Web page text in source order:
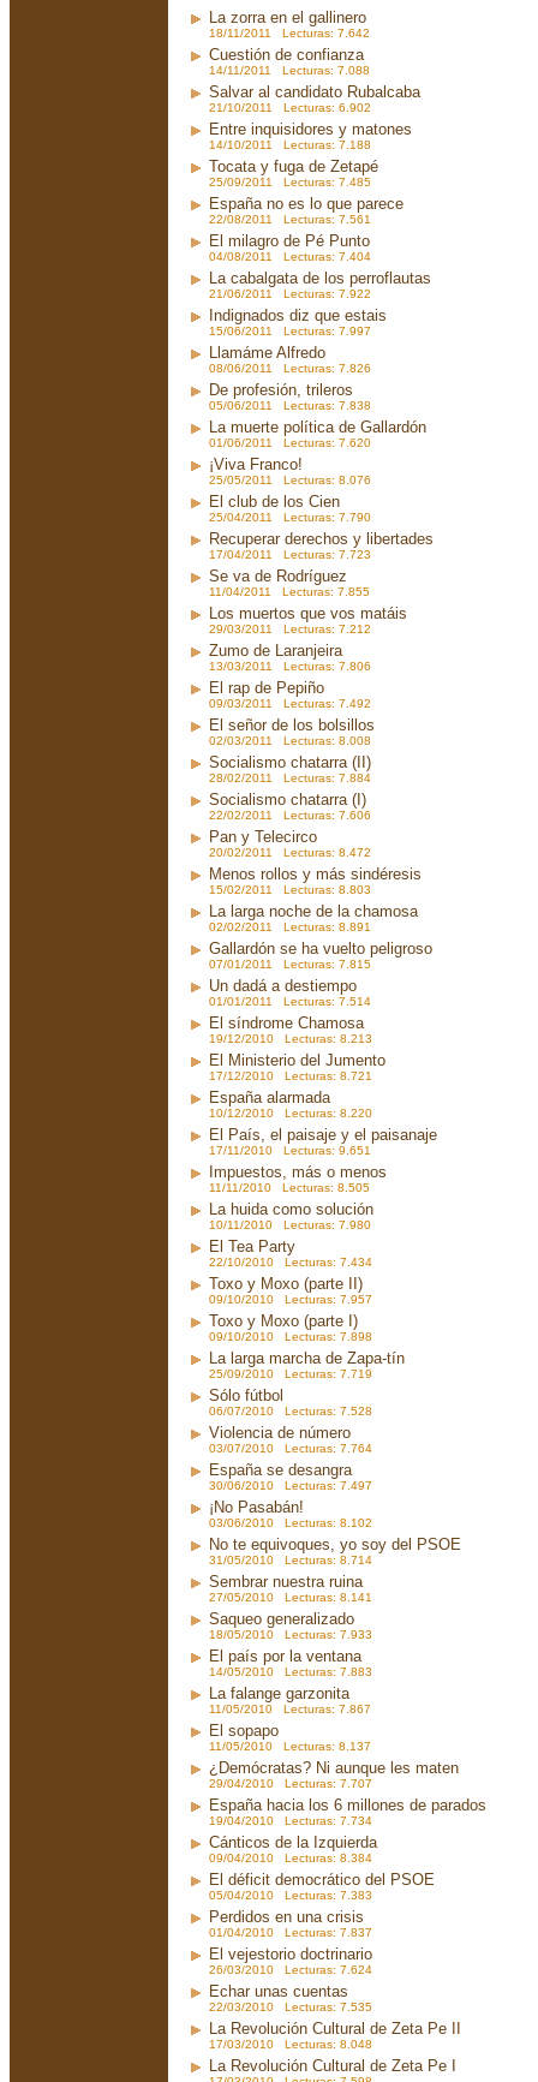
La zorra en el gallinero
18/11/2011 Lecturas: 7.642
Cuestión de confianza
14/11/2011 Lecturas: 7.088
Salvar al candidato Rubalcaba
21/10/2011 Lecturas: 6.902
Entre inquisidores y matones
14/10/2011 Lecturas: 7.188
Tocata y fuga de Zetapé
25/09/2011 Lecturas: 7.485
España no es lo que parece
22/08/2011 Lecturas: 7.561
El milagro de Pé Punto
04/08/2011 Lecturas: 7.404
La cabalgata de los perroflautas
21/06/2011 Lecturas: 7.922
Indignados diz que estais
15/06/2011 Lecturas: 7.997
Llamáme Alfredo
08/06/2011 Lecturas: 7.826
De profesión, trileros
05/06/2011 Lecturas: 7.838
La muerte política de Gallardón
01/06/2011 Lecturas: 7.620
¡Viva Franco!
25/05/2011 Lecturas: 8.076
El club de los Cien
25/04/2011 Lecturas: 7.790
Recuperar derechos y libertades
17/04/2011 Lecturas: 7.723
Se va de Rodríguez
11/04/2011 Lecturas: 7.855
Los muertos que vos matáis
29/03/2011 Lecturas: 7.212
Zumo de Laranjeira
13/03/2011 Lecturas: 7.806
El rap de Pepiño
09/03/2011 Lecturas: 7.492
El señor de los bolsillos
02/03/2011 Lecturas: 8.008
Socialismo chatarra (II)
28/02/2011 Lecturas: 7.884
Socialismo chatarra (I)
22/02/2011 Lecturas: 7.606
Pan y Telecirco
20/02/2011 Lecturas: 8.472
Menos rollos y más sindéresis
15/02/2011 Lecturas: 8.803
La larga noche de la chamosa
02/02/2011 Lecturas: 8.891
Gallardón se ha vuelto peligroso
07/01/2011 Lecturas: 7.815
Un dadá a destiempo
01/01/2011 Lecturas: 7.514
El síndrome Chamosa
19/12/2010 Lecturas: 8.213
El Ministerio del Jumento
17/12/2010 Lecturas: 8.721
España alarmada
10/12/2010 Lecturas: 8.220
El País, el paisaje y el paisanaje
17/11/2010 Lecturas: 9.651
Impuestos, más o menos
11/11/2010 Lecturas: 8.505
La huida como solución
10/11/2010 Lecturas: 7.980
El Tea Party
22/10/2010 Lecturas: 7.434
Toxo y Moxo (parte II)
09/10/2010 Lecturas: 7.957
Toxo y Moxo (parte I)
09/10/2010 Lecturas: 7.898
La larga marcha de Zapa-tín
25/09/2010 Lecturas: 7.719
Sólo fútbol
06/07/2010 Lecturas: 7.528
Violencia de número
03/07/2010 Lecturas: 7.764
España se desangra
30/06/2010 Lecturas: 7.497
¡No Pasabán!
03/06/2010 Lecturas: 8.102
No te equivoques, yo soy del PSOE
31/05/2010 Lecturas: 8.714
Sembrar nuestra ruina
27/05/2010 Lecturas: 8.141
Saqueo generalizado
18/05/2010 Lecturas: 7.933
El país por la ventana
14/05/2010 Lecturas: 7.883
La falange garzonita
11/05/2010 Lecturas: 7.867
El sopapo
11/05/2010 Lecturas: 8.137
¿Demócratas? Ni aunque les maten
29/04/2010 Lecturas: 7.707
España hacia los 6 millones de parados
19/04/2010 Lecturas: 7.734
Cánticos de la Izquierda
09/04/2010 Lecturas: 8.384
El déficit democrático del PSOE
05/04/2010 Lecturas: 7.383
Perdidos en una crisis
01/04/2010 Lecturas: 7.837
El vejestorio doctrinario
26/03/2010 Lecturas: 7.624
Echar unas cuentas
22/03/2010 Lecturas: 7.535
La Revolución Cultural de Zeta Pe II
17/03/2010 Lecturas: 8.048
La Revolución Cultural de Zeta Pe I